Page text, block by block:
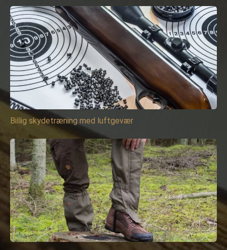
Billig skydetræning med luftgevær